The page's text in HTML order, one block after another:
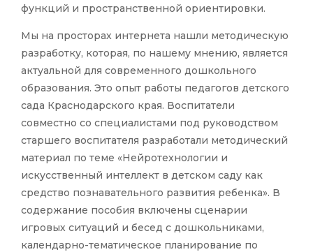
функций и пространственной ориентировки.
Мы на просторах интернета нашли методическую
разработку, которая, по нашему мнению, является
актуальной для современного дошкольного
образования. Это опыт работы педагогов детского
сада Краснодарского края. Воспитатели
совместно со специалистами под руководством
старшего воспитателя разработали методический
материал по теме «Нейротехнологии и
искусственный интеллект в детском саду как
средство познавательного развития ребенка». В
содержание пособия включены сценарии
игровых ситуаций и бесед с дошкольниками,
календарно-тематическое планирование по